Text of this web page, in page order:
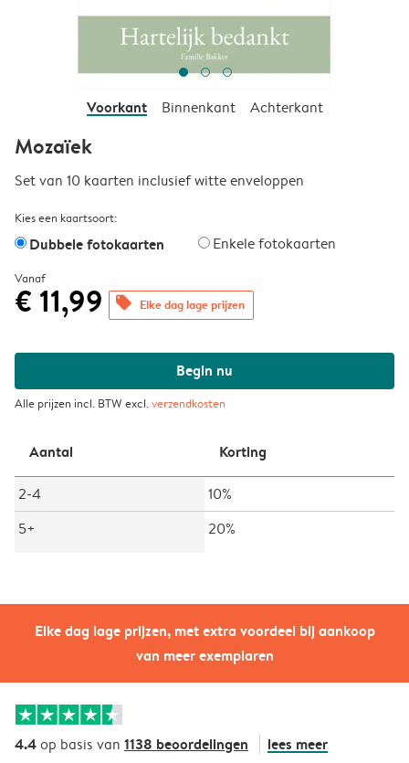
Elke dag lage prijzen, met extra voordeel bij aankoop
van meer exemplaren
Voorkant Binnenkant Achterkant
Mozaïek
Set van 10 kaarten inclusief witte enveloppen
Kies een kaartsoort:
Dubbele fotokaarten Enkele fotokaarten
Vanaf
€ 11,99 offers Elke dag lage prijzen
Begin nu
Alle prijzen incl. BTW excl.verzendkosten
Aantal Korting
2-4
10%
5+
20%
4.4op basis van 1138 beoordelingen lees meer